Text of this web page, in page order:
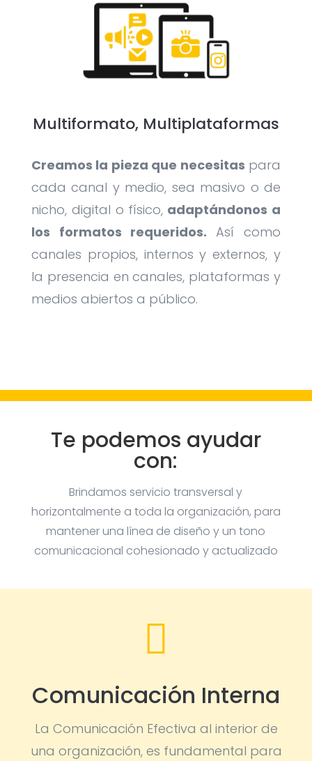
Multiformato, Multiplataformas
Creamos la pieza que necesitas para
cada canal y medio, sea masivo o de
nicho, digital o físico, adaptándonos a
los formatos requeridos.Así como
canales propios, internos y externos, y
la presencia en canales, plataformas y
medios abiertos a público.
Te podemos ayudar
con:
Brindamos servicio transversal y
horizontalmente a toda la organización, para
mantener una línea de diseño y un tono
comunicacional cohesionado y actualizado

Comunicación Interna
La Comunicación Efectiva al interior de
una organización, es fundamental para